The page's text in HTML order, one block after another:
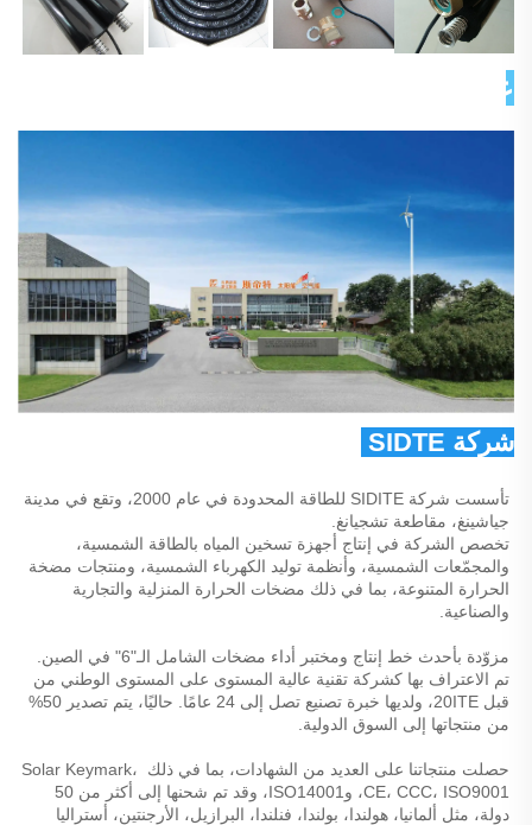
عن شركتنا
شركة SIDTE للطاقة المحدودة
جياشينغ، مقاطعة تشجيانغ.
والصناعية.
من منتجاتها إلى السوق الدولية.
حصلت منتجاتنا على العديد من الشهادات، بما في ذلك Solar Keymark،